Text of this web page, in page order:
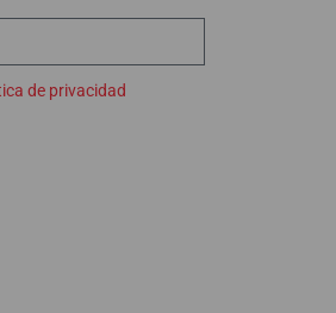
de privacidad